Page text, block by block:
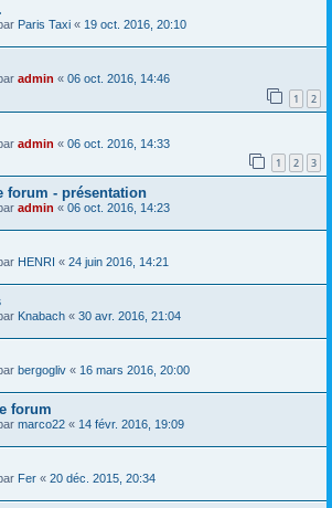
Paris Taxi « 19 oct. 2016, 20:10
admin « 06 oct. 2016, 14:46
1 2
admin « 06 oct. 2016, 14:33
1 2 3
forum - présentation
admin « 06 oct. 2016, 14:23
HENRI « 24 juin 2016, 14:21
Knabach « 30 avr. 2016, 21:04
bergogliv « 16 mars 2016, 20:00
forum
marco22 « 14 févr. 2016, 19:09
Fer « 20 déc. 2015, 20:34